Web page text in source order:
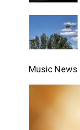
Music News